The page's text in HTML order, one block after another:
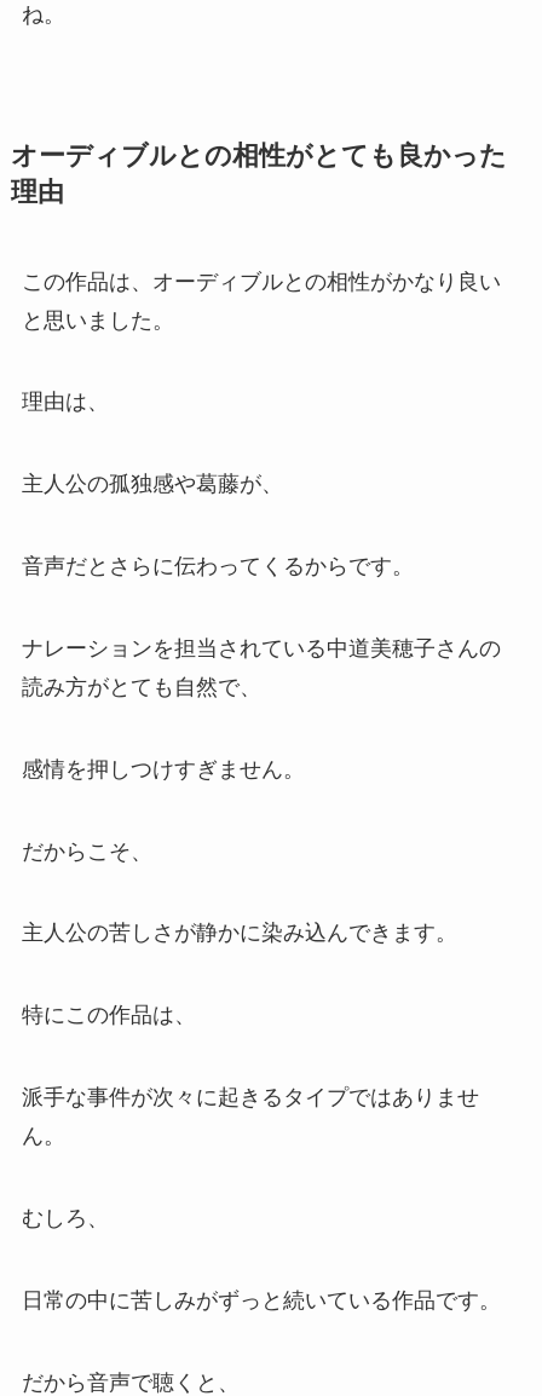
ね。
オーディブルとの相性がとても良かった
理由
この作品は、オーディブルとの相性がかなり良い
と思いました。
理由は、
主人公の孤独感や葛藤が、
音声だとさらに伝わってくるからです。
ナレーションを担当されている中道美穂子さんの
読み方がとても自然で、
感情を押しつけすぎません。
だからこそ、
主人公の苦しさが静かに染み込んできます。
特にこの作品は、
派手な事件が次々に起きるタイプではありませ
ん。
むしろ、
日常の中に苦しみがずっと続いている作品です。
だから音声で聴くと、